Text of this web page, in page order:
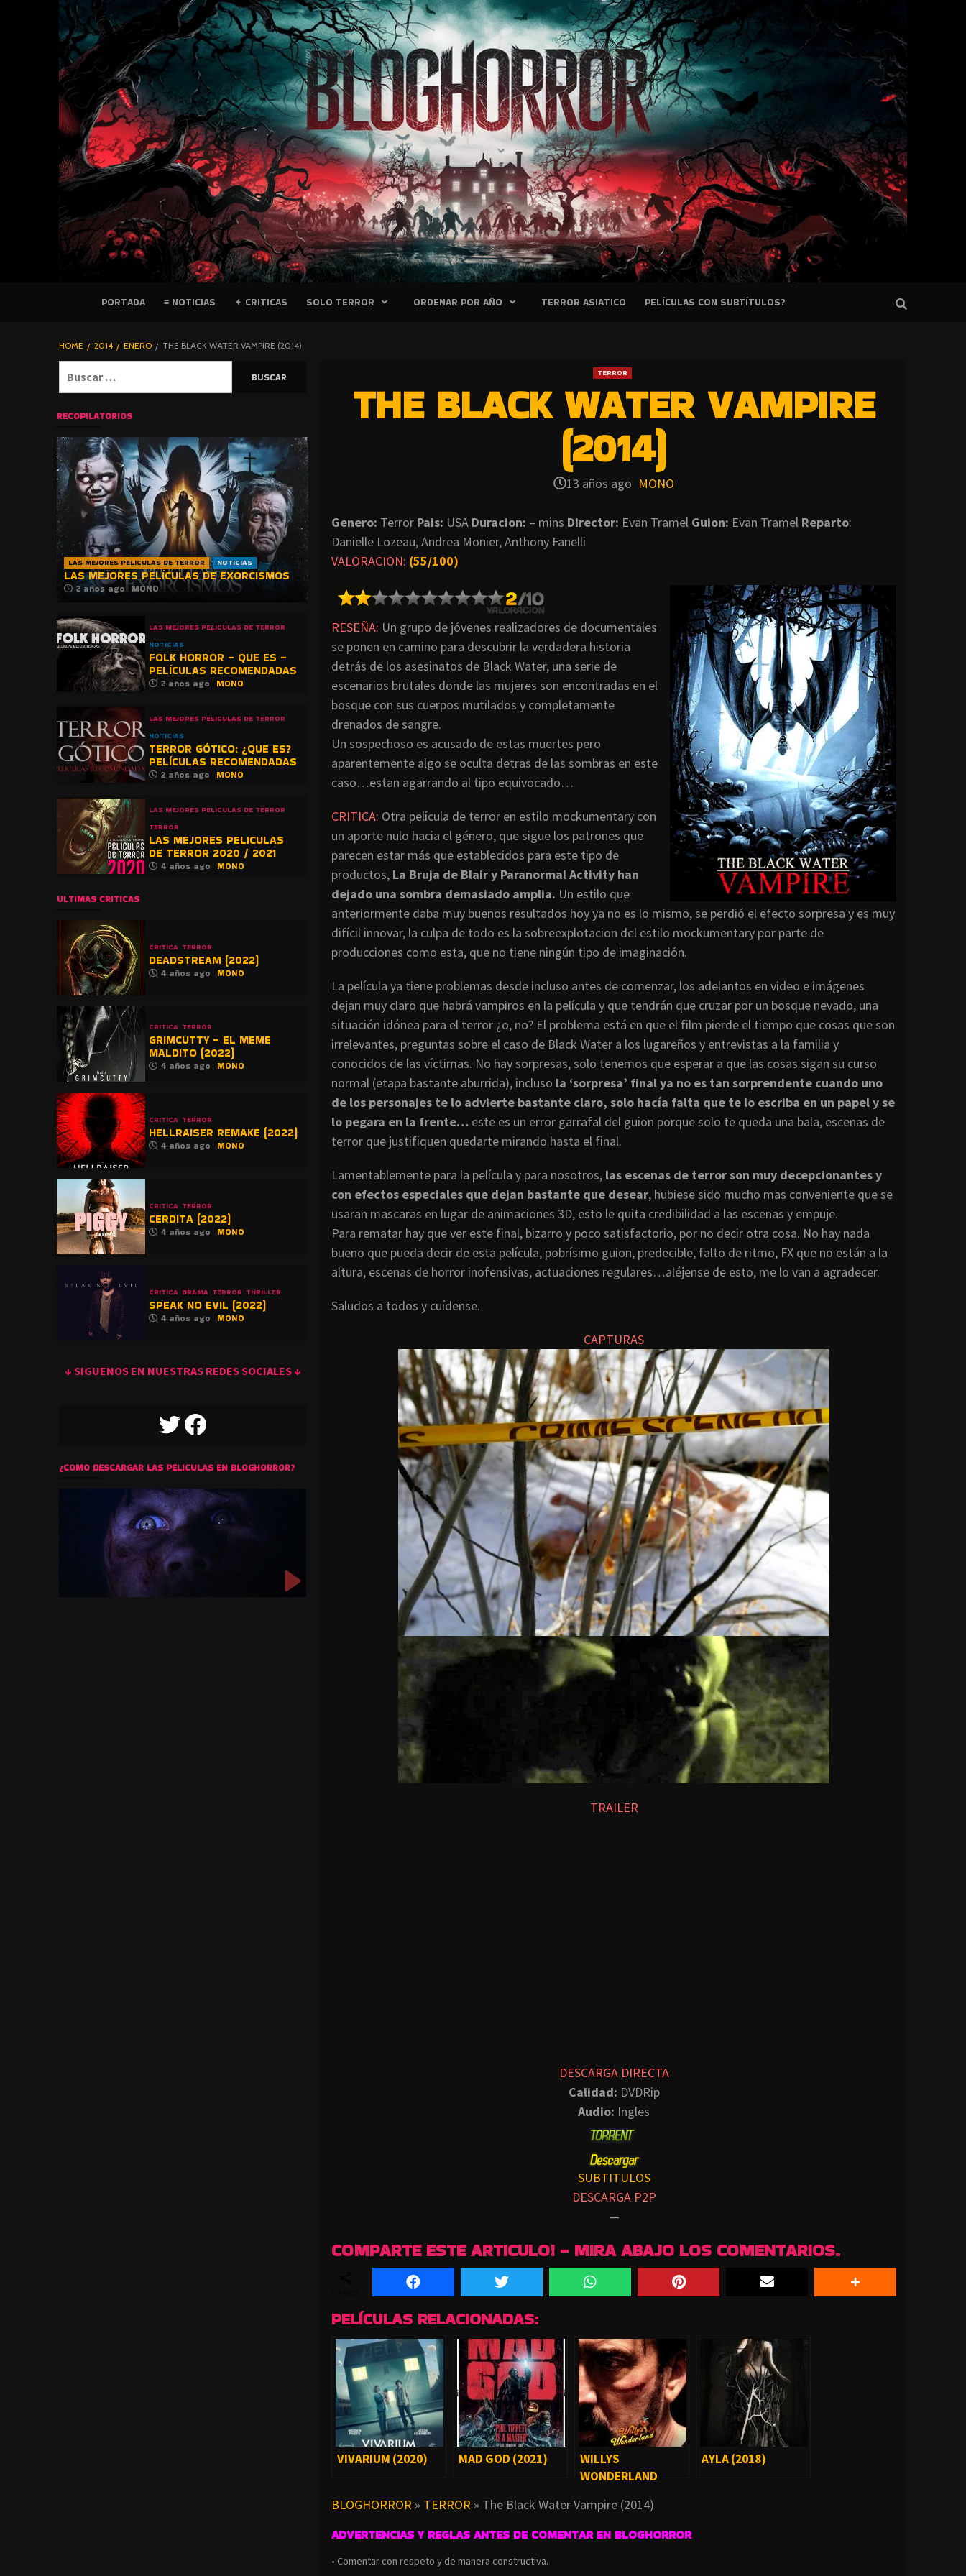
PELICULAS
BLOGHORROR
⋆
PORTADA ≡ NOTICIAS ✦ CRITICAS SOLO TERROR ORDENAR POR AÑO TERROR ASIATICO PELÍCULAS CON SUBTÍTULOS?
HOME 2014 ENERO THE BLACK WATER VAMPIRE (2014)
TERROR
THE BLACK WATER VAMPIRE
(2014)
13 años ago MONO
Genero: Terror Pais: USA Duracion: – mins Director: Evan Tramel Guion: Evan Tramel Reparto:
Danielle Lozeau, Andrea Monier, Anthony Fanelli
VALORACION: (55/100)
RESEÑA: Un grupo de jóvenes realizadores de documentales
se ponen en camino para descubrir la verdadera historia
detrás de los asesinatos de Black Water, una serie de
escenarios brutales donde las mujeres son encontradas en el
bosque con sus cuerpos mutilados y completamente
drenados de sangre.
Un sospechoso es acusado de estas muertes pero
aparentemente algo se oculta detras de las sombras en este
caso…estan agarrando al tipo equivocado…
CRITICA: Otra película de terror en estilo mockumentary con
un aporte nulo hacia el género, que sigue los patrones que
parecen estar más que establecidos para este tipo de
productos, La Bruja de Blair y Paranormal Activity han
dejado una sombra demasiado amplia. Un estilo que
anteriormente daba muy buenos resultados hoy ya no es lo mismo, se perdió el efecto sorpresa y es muy
difícil innovar, la culpa de todo es la sobreexplotacion del estilo mockumentary por parte de
producciones como esta, que no tiene ningún tipo de imaginación.
La película ya tiene problemas desde incluso antes de comenzar, los adelantos en video e imágenes
dejan muy claro que habrá vampiros en la película y que tendrán que cruzar por un bosque nevado, una
situación idónea para el terror ¿o, no? El problema está en que el film pierde el tiempo que cosas que son
irrelevantes, preguntas sobre el caso de Black Water a los lugareños y entrevistas a la familia y
conocidos de las víctimas. No hay sorpresas, solo tenemos que esperar a que las cosas sigan su curso
normal (etapa bastante aburrida), incluso la ‘sorpresa’ final ya no es tan sorprendente cuando uno
de los personajes te lo advierte bastante claro, solo hacía falta que te lo escriba en un papel y se
lo pegara en la frente… este es un error garrafal del guion porque solo te queda una bala, escenas de
terror que justifiquen quedarte mirando hasta el final.
Lamentablemente para la película y para nosotros, las escenas de terror son muy decepcionantes y
con efectos especiales que dejan bastante que desear, hubiese sido mucho mas conveniente que se
usaran mascaras en lugar de animaciones 3D, esto le quita credibilidad a las escenas y empuje.
Para rematar hay que ver este final, bizarro y poco satisfactorio, por no decir otra cosa. No hay nada
bueno que pueda decir de esta película, pobrísimo guion, predecible, falto de ritmo, FX que no están a la
altura, escenas de horror inofensivas, actuaciones regulares…aléjense de esto, me lo van a agradecer.
Saludos a todos y cuídense.
CAPTURAS
TRAILER
DESCARGA DIRECTA
Calidad: DVDRip
Audio: Ingles
SUBTITULOS
DESCARGA P2P
—
COMPARTE ESTE ARTICULO! - MIRA ABAJO LOS COMENTARIOS.
PELÍCULAS RELACIONADAS:
VIVARIUM (2020) MAD GOD (2021)
WILLYS
WONDERLAND
AYLA (2018)
BLOGHORROR » TERROR » The Black Water Vampire (2014)
ADVERTENCIAS Y REGLAS ANTES DE COMENTAR EN BLOGHORROR
• Comentar con respeto y de manera constructiva.
RECOPILATORIOS
LAS MEJORES PELICULAS DE TERROR NOTICIAS
LAS MEJORES PELÍCULAS DE EXORCISMOS
2 años ago MONO
LAS MEJORES PELICULAS DE TERROR
NOTICIAS
FOLK HORROR – QUE ES –
PELÍCULAS RECOMENDADAS
2 años ago MONO
LAS MEJORES PELICULAS DE TERROR
NOTICIAS
TERROR GÓTICO: ¿QUE ES?
PELÍCULAS RECOMENDADAS
2 años ago MONO
LAS MEJORES PELICULAS DE TERROR
TERROR
LAS MEJORES PELICULAS
DE TERROR 2020 / 2021
4 años ago MONO
ULTIMAS CRITICAS
CRITICA TERROR
DEADSTREAM (2022)
4 años ago MONO
CRITICA TERROR
GRIMCUTTY – EL MEME
MALDITO (2022)
4 años ago MONO
CRITICA TERROR
HELLRAISER REMAKE (2022)
4 años ago MONO
CRITICA TERROR
CERDITA (2022)
4 años ago MONO
CRITICA DRAMA TERROR THRILLER
SPEAK NO EVIL (2022)
4 años ago MONO
↓ SIGUENOS EN NUESTRAS REDES SOCIALES ↓
TWITTERFACEBOOK
¿COMO DESCARGAR LAS PELICULAS EN BLOGHORROR?